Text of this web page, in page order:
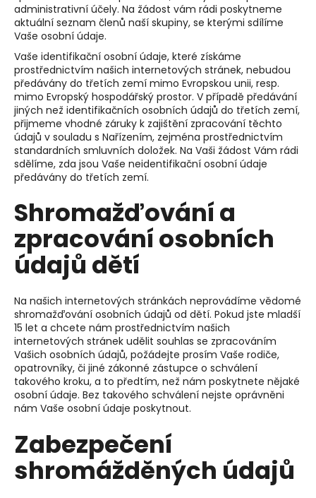
administrativní účely. Na žádost vám rádi poskytneme
aktuální seznam členů naší skupiny, se kterými sdílíme
Vaše osobní údaje.
Vaše identifikační osobní údaje, které získáme
prostřednictvím našich internetových stránek, nebudou
předávány do třetích zemí mimo Evropskou unii, resp.
mimo Evropský hospodářský prostor. V případě předávání
jiných než identifikačních osobních údajů do třetích zemí,
přijmeme vhodné záruky k zajištění zpracování těchto
údajů v souladu s Nařízením, zejména prostřednictvím
standardních smluvních doložek. Na Vaši žádost Vám rádi
sdělíme, zda jsou Vaše neidentifikační osobní údaje
předávány do třetích zemí.
Shromažďování a
zpracování osobních
údajů dětí
Na našich internetových stránkách neprovádíme vědomé
shromažďování osobních údajů od dětí. Pokud jste mladší
15 let a chcete nám prostřednictvím našich
internetových stránek udělit souhlas se zpracováním
Vašich osobních údajů, požádejte prosím Vaše rodiče,
opatrovníky, či jiné zákonné zástupce o schválení
takového kroku, a to předtím, než nám poskytnete nějaké
osobní údaje. Bez takového schválení nejste oprávněni
nám Vaše osobní údaje poskytnout.
Zabezpečení
shromážděných údajů